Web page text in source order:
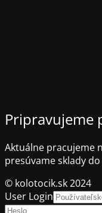
Pripravujeme
Aktuálne pracujeme
presúvame sklady
© kolotocik.sk 2024
User Login